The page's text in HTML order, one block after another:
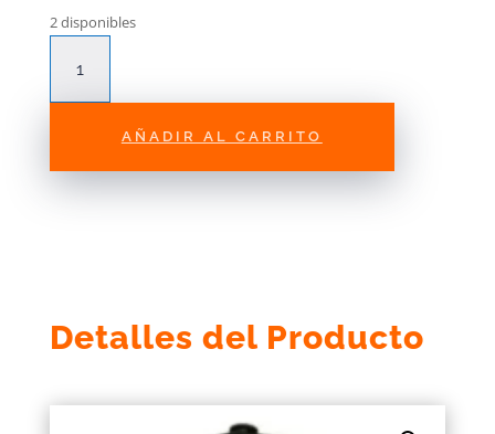
2 disponibles
Valentino
Vrmca430304
cantidad
AÑADIR AL CARRITO
Detalles del Producto